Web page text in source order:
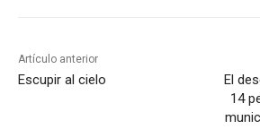
Artículo anterior
Escupir al cielo
El
14